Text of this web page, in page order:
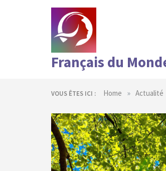
Français du
VOUS ÊTES ICI : Home » Actualité